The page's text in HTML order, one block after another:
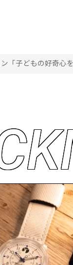
「子どもの好奇心
K